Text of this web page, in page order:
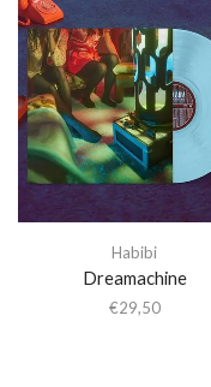
Habibi
Dreamachine
€29,50